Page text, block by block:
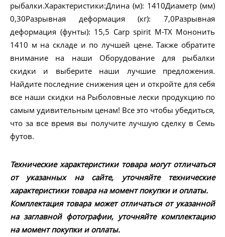
рыбалки.Характеристики:Длина (м): 1410Диаметр (мм)
0,30Разрывная деформация (кг): 7,0Разрывная
деформация (фунты): 15,5 Carp spirit M-TX Мононить
1410 м на складе и по лучшей цене. Также обратите
внимание на наши Оборудование для рыбалки
скидки и выберите наши лучшие предложения.
Найдите последние снижения цен и откройте для себя
все наши скидки на Рыболовные лески продукцию по
самым удивительным ценам! Все это чтобы убедиться,
что за все время вы получите лучшую сделку в Семь
футов.
Технические характеристики товара могут отличаться
от указанных на сайте, уточняйте технические
характеристики товара на момент покупки и оплаты.
Комплектация товара может отличаться от указанной
на заглавной фотографии, уточняйте комплектацию
на момент покупки и оплаты.